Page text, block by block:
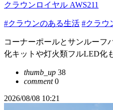
クラウンロイヤル AWS211
#クラウンのある生活 #クラウ
コーナーポールとサンルー
thumb_up 38
comment0
2026/08/08 10:21